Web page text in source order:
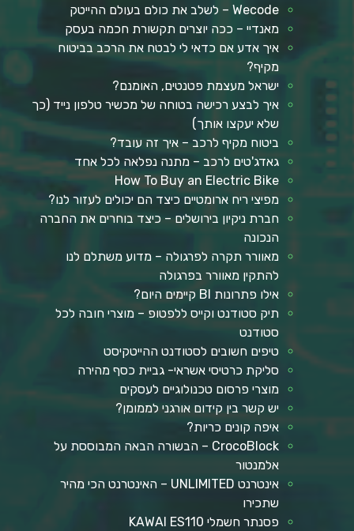
Wecode – לשלב את כולם בעולם ההייטק
מאנדיי – ככה יוצרים תקשורת חכמה בעסק
איך אדע אם כדאי לי לבטח את הרכב בביטוח
מקיף?
ישראל מעצמת פטנטים, האומנם?
איך לבצע רכישה בטוחה של מכשיר טלפון נייד (כך
שלא יעקצו אותך)
ביטוח מקיף לרכב – איך זה עובד?
גאדג'טים לרכב – מתנה נפלאה לכל אחד
How To Buy an Electric Bike
מפיצי ריח ארומטיים כיצד הם יכולים לעזור לנו?
חברת ניקיון בירושלים – כיצד בוחרים את החברה
הנכונה
מאוורר תקרה לפרגולה – מדוע משתלם לנו
להתקין מאוורר בפרגולה
אילו פתרונות BI קיימים היום?
תיק סטודנט וקייס ללפטופ – מוצרי חובה לכל
סטודנט
טיפים חשובים לסטודנט ההייטקיסט
סליקת כרטיסי אשראי- גביית כסף מהירה
מוצרי פרסום טכנולוגיים לעסקים
יש קשר בין קידום אורגני לממומן?
איפה קונים כריות?
CrocoBlock – הבשורה הבאה המבוססת על
אלמנטור
אינטרנט UNLIMITED – האינטרנט הכי מהיר
שתכירו
פסנתר חשמלי KAWAI ES110